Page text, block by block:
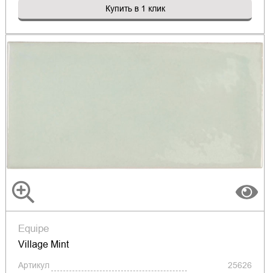
Купить в 1 клик
Equipe
Village Mint
Артикул
25626